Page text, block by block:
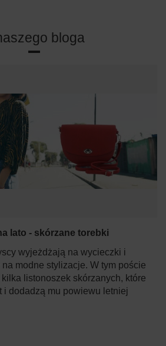
bloga
lato - skórzane torebki
wyjeżdżają na wycieczki i
na modne stylizacje. W tym poście
listonoszek skórzanych, które
i dodadzą mu powiewu letniej